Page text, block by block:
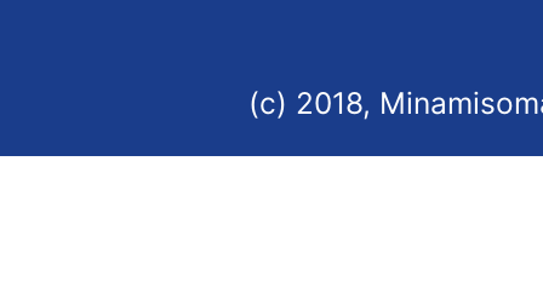
(c) 2018,